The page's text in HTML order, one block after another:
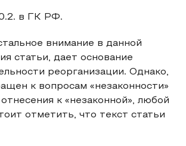
в ГК РФ.
внимание в данной
статьи, дает основание
реорганизации. Однако,
к вопросам «незаконности»
к «незаконной», любой
отметить, что текст статьи